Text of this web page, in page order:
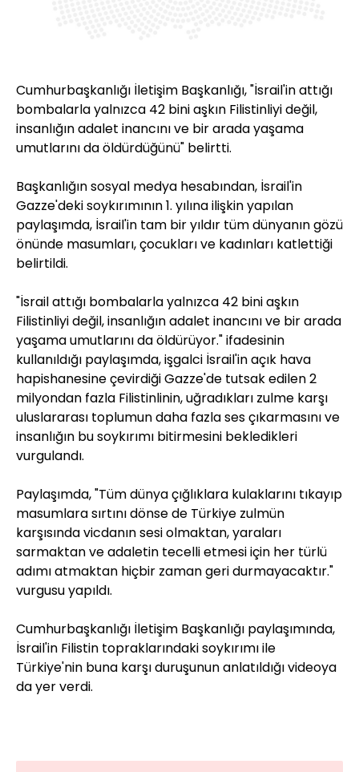
Cumhurbaşkanlığı İletişim Başkanlığı, "İsrail'in attığı
bombalarla yalnızca 42 bini aşkın Filistinliyi değil,
insanlığın adalet inancını ve bir arada yaşama
umutlarını da öldürdüğünü" belirtti.
Başkanlığın sosyal medya hesabından, İsrail'in
Gazze'deki soykırımının 1. yılına ilişkin yapılan
paylaşımda, İsrail'in tam bir yıldır tüm dünyanın gözü
önünde masumları, çocukları ve kadınları katlettiği
belirtildi.
"İsrail attığı bombalarla yalnızca 42 bini aşkın
Filistinliyi değil, insanlığın adalet inancını ve bir arada
yaşama umutlarını da öldürüyor." ifadesinin
kullanıldığı paylaşımda, işgalci İsrail'in açık hava
hapishanesine çevirdiği Gazze'de tutsak edilen 2
milyondan fazla Filistinlinin, uğradıkları zulme karşı
uluslararası toplumun daha fazla ses çıkarmasını ve
insanlığın bu soykırımı bitirmesini bekledikleri
vurgulandı.
Paylaşımda, "Tüm dünya çığlıklara kulaklarını tıkayıp
masumlara sırtını dönse de Türkiye zulmün
karşısında vicdanın sesi olmaktan, yaraları
sarmaktan ve adaletin tecelli etmesi için her türlü
adımı atmaktan hiçbir zaman geri durmayacaktır."
vurgusu yapıldı.
Cumhurbaşkanlığı İletişim Başkanlığı paylaşımında,
İsrail'in Filistin topraklarındaki soykırımı ile
Türkiye'nin buna karşı duruşunun anlatıldığı videoya
da yer verdi.